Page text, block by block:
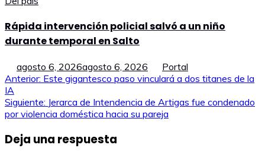
Rápida intervención policial salvó a un niño
durante temporal en Salto
agosto 6, 2026agosto 6, 2026 Portal
Navegación
de
entradas
Anterior: Este gigantesco paso vinculará a dos titanes de la
IA
Siguiente: Jerarca de Intendencia de Artigas fue condenado
por violencia doméstica hacia su pareja
Deja una respuesta